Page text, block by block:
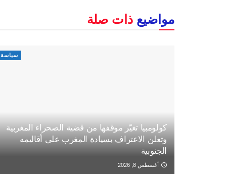
مواضيع ذات صلة
سياسة
كولومبيا تغيّر موقفها من قضية الصحراء المغربية
وتعلن الاعتراف بسيادة المغرب على أقاليمه
الجنوبية
أغسطس 8, 2026